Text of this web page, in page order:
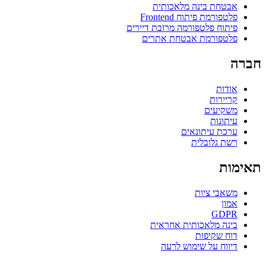
אבטחת בינה מלאכותית
פלטפורמת פיתוח Frontend
פיתוח פלטפורמה מרובת דיירים
פלטפורמת אבטחת אתרים
חברה
אודות
קריירות
משקיעים
עיתונות
ערכת עיתונאים
רשת גלובלית
תאימות
משאבי ציות
אמון
GDPR
בינה מלאכותית אחראית
דוח שקיפות
דיווח על שימוש לרעה